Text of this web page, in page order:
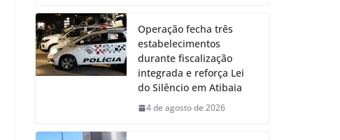
Operação fecha três
estabelecimentos
durante fiscalização
integrada e reforça Lei
do Silêncio em Atibaia
4 de agosto de 2026